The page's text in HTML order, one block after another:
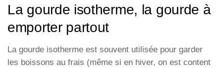
La gourde isotherme, la gourde à
emporter partout
La gourde isotherme est souvent utilisée pour garder
les boissons au frais (même si en hiver, on est content